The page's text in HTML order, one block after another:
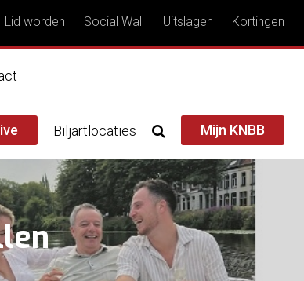
Lid worden Social Wall Uitslagen Kortingen
Biljartlocaties Mijn KNBB